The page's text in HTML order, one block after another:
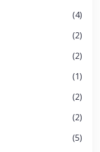
(4)
(2)
(2)
(1)
(2)
(2)
(5)